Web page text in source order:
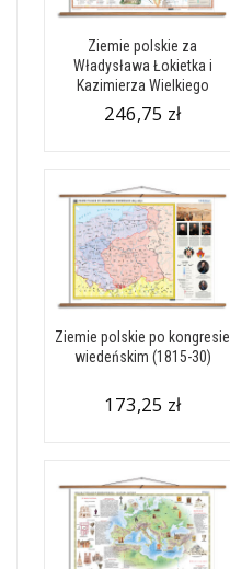
Ziemie polskie za
Władysława Łokietka i
Kazimierza Wielkiego
246,75 zł
Ziemie polskie po kongresie
wiedeńskim (1815-30)
173,25 zł